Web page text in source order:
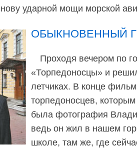
ударной мощи морской
ОБЫКНОВЕННЫЙ
Проходя вечером по
«Торпедоносцы» и
летчиках. В конце
торпедоносцев,
была фотография
ведь он жил в нашем
школе, там же, где